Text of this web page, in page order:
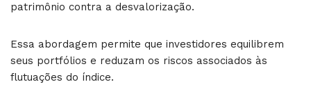
patrimônio contra a desvalorização.
Essa abordagem permite que investidores equilibrem
seus portfólios e reduzam os riscos associados às
flutuações do índice.